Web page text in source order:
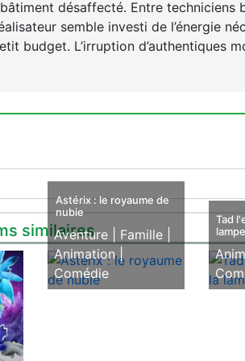
désaffecté. Entre techniciens
semble investi de l’énergie
budget. L’irruption d’authentiques
similaires
Astérix : le royaume de
nubie
Aventure | Famille |
Animation |
Comédie
Tad